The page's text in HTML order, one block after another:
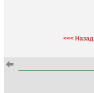
<<< Назад